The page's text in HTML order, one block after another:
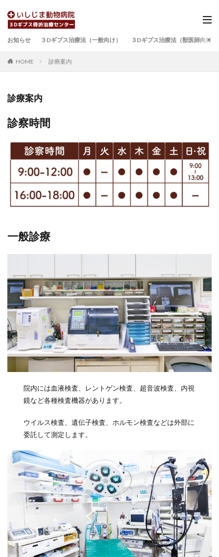
お知らせ ３Dギプス治療法（一般向け） ３Dギプス治療法（獣医師向け）
HOME 診療案内
診療案内
診察時間
一般診療
院内には血液検査、レントゲン検査、超音波検査、内視
鏡など各種検査機器があります。
ウイルス検査、遺伝子検査、ホルモン検査などは外部に
委託して測定します。